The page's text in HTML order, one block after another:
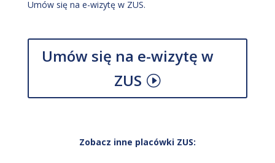
Umów się na e-wizytę w ZUS.
Umów się na e-wizytę w
ZUS
Zobacz inne placówki ZUS: